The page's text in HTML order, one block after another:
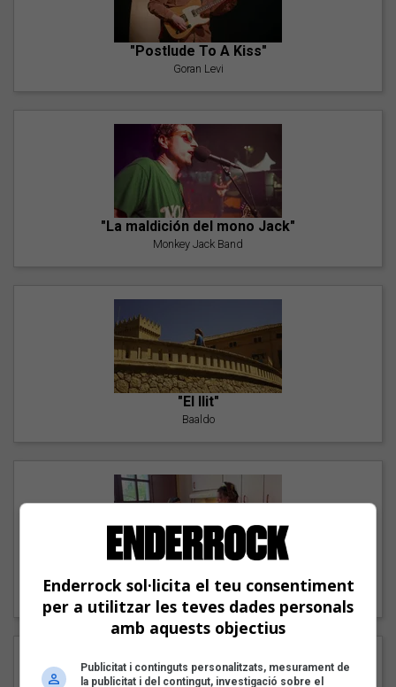
"Postlude To A Kiss"
Goran Levi
"La maldición del mono Jack"
Monkey Jack Band
"El llit"
Baaldo
"Lo bueno y lo malo"
Carmen y María
Enderrock sol·licita el teu consentiment
per a utilitzar les teves dades personals
amb aquests objectius
Publicitat i continguts personalitzats, mesurament de
la publicitat i del contingut, investigació sobre el